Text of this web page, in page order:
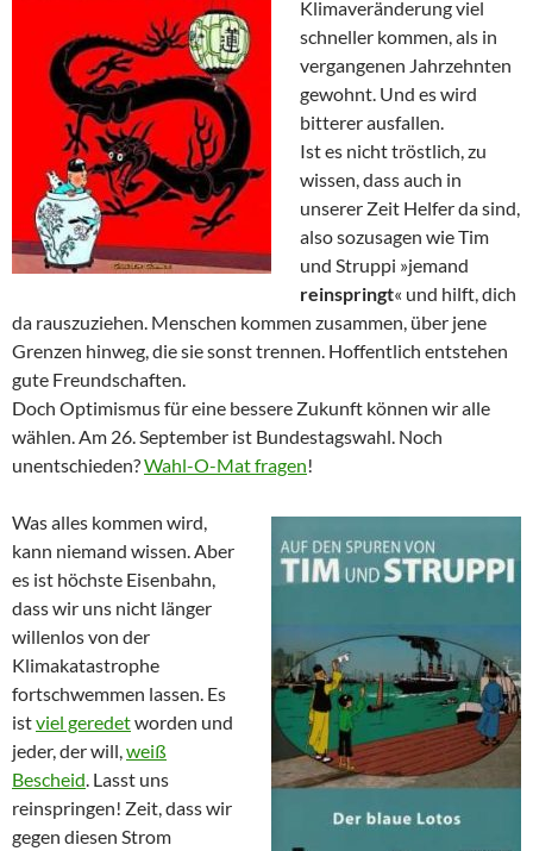
Klimaveränderung viel
schneller kommen, als in
vergangenen Jahrzehnten
gewohnt. Und es wird
bitterer ausfallen.
Ist es nicht tröstlich, zu
wissen, dass auch in
unserer Zeit Helfer da sind,
also sozusagen wie Tim
und Struppi »jemand
reinspringt« und hilft, dich
da rauszuziehen. Menschen kommen zusammen, über jene
Grenzen hinweg, die sie sonst trennen. Hoffentlich entstehen
gute Freundschaften.
Doch Optimismus für eine bessere Zukunft können wir alle
wählen. Am 26. September ist Bundestagswahl. Noch
unentschieden?Wahl-O-Mat fragen!
Was alles kommen wird,
kann niemand wissen. Aber
es ist höchste Eisenbahn,
dass wir uns nicht länger
willenlos von der
Klimakatastrophe
fortschwemmen lassen. Es
istviel geredetworden und
jeder, der will,weiß
Bescheid. Lasst uns
reinspringen! Zeit, dass wir
gegen diesen Strom